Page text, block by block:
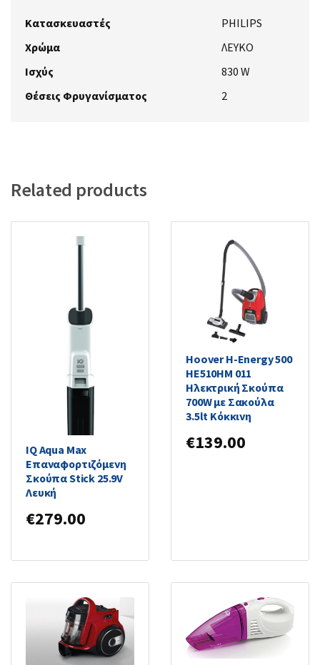
Κατασκευαστές
PHILIPS
Χρώμα
ΛΕΥΚΟ
Ισχύς
830 W
Θέσεις Φρυγανίσματος
2
Related products
IQ Aqua Max
Επαναφορτιζόμενη
Σκούπα Stick 25.9V
Λευκή
€279.00
Hoover H-Energy 500
HE510HM 011
Ηλεκτρική Σκούπα
700W με Σακούλα
3.5lt Κόκκινη
€139.00